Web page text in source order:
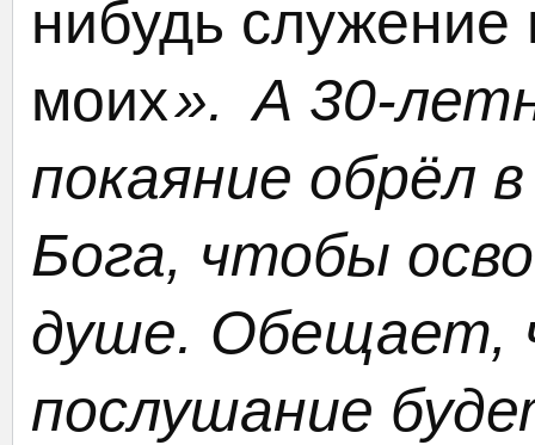
нибудь служение
моих». А 30-
покаяние обрёл
Бога, чтобы
душе. Обещает,
послушание